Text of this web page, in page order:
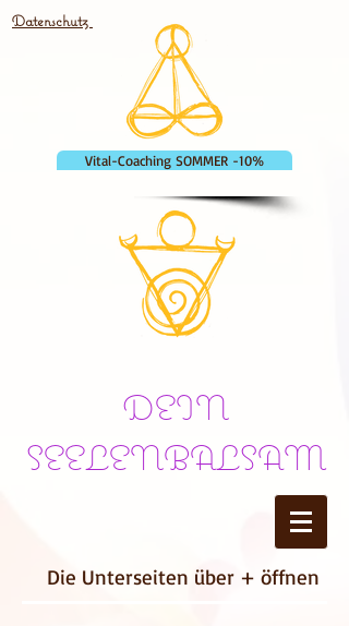
Datenschutz
Vital-Coaching SOMMER -10%
DEIN
SEELENBALSAM
Die Unterseiten über + öffnen